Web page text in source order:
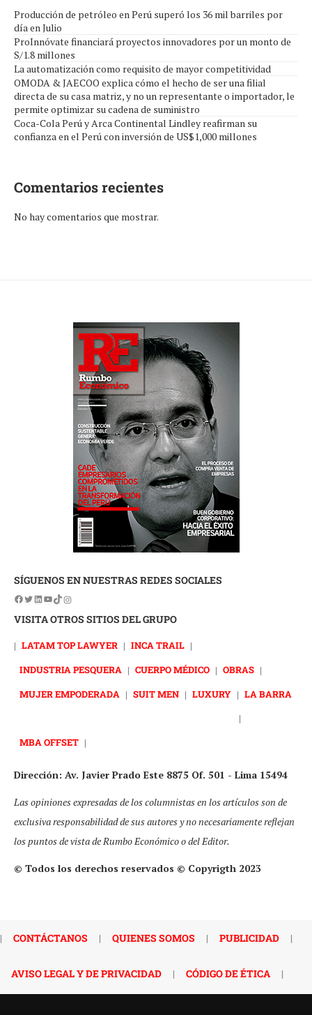
Producción de petróleo en Perú superó los 36 mil barriles por
día en Julio
ProInnóvate financiará proyectos innovadores por un monto de
S/1.8 millones
La automatización como requisito de mayor competitividad
OMODA & JAECOO explica cómo el hecho de ser una filial
directa de su casa matriz, y no un representante o importador, le
permite optimizar su cadena de suministro
Coca-Cola Perú y Arca Continental Lindley reafirman su
confianza en el Perú con inversión de US$1,000 millones
Comentarios recientes
No hay comentarios que mostrar.
SÍGUENOS EN NUESTRAS REDES SOCIALES
VISITA OTROS SITIOS DEL GRUPO
| LATAM TOP LAWYER | INCA TRAIL |
INDUSTRIA PESQUERA | CUERPO MÉDICO | OBRAS |
MUJER EMPODERADA | SUIT MEN | LUXURY | LA BARRA
|
MBA OFFSET |
Dirección: Av. Javier Prado Este 8875 Of. 501 - Lima 15494
Las opiniones expresadas de los columnistas en los artículos son de
exclusiva responsabilidad de sus autores y no necesariamente reflejan
los puntos de vista de Rumbo Económico o del Editor.
© Todos los derechos reservados © Copyrigth 2023
| CONTÁCTANOS | QUIENES SOMOS | PUBLICIDAD |
AVISO LEGAL Y DE PRIVACIDAD | CÓDIGO DE ÉTICA |